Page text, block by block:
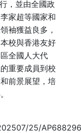
，並由全國政
家超等國家和
袖獲益良多，
校與香港友好
全國人大代
重要成員到校
前景展望，培
25/